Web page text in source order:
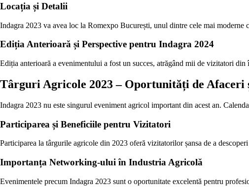
Locația și Detalii
Indagra 2023 va avea loc la Romexpo București, unul dintre cele mai
Ediția Anterioară și Perspective pentru Indagra 2024
Ediția anterioară a evenimentului a fost un succes, atrăgând mii de vizitatori
Târguri Agricole 2023 – Oportunități de Afaceri
Indagra 2023 nu este singurul eveniment agricol important din acest an.
Participarea și Beneficiile pentru Vizitatori
Participarea la târgurile agricole din 2023 oferă vizitatorilor șansa de a
Importanța Networking-ului în Industria Agricolă
Evenimentele precum Indagra 2023 sunt o oportunitate excelentă pentru